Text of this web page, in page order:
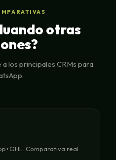
otras
los principales CRMs para
Comparativa real.